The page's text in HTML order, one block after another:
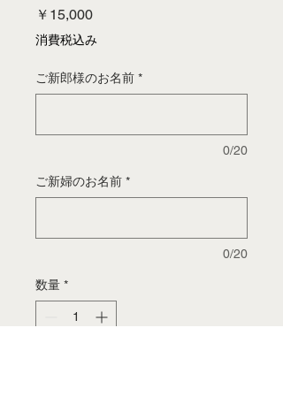
￥15,000価
格
消費税込み
ご新郎様のお名前 *
0/20
ご新婦のお名前 *
0/20
数量 *